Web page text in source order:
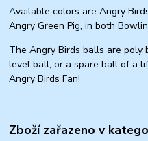
Available colors are Angry
Angry Green Pig, in both
The Angry Birds balls are
level ball, or a spare ball of a
Angry Birds Fan!
Zboží zařazeno v